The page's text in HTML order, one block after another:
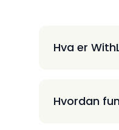
Hva er
Hvordan